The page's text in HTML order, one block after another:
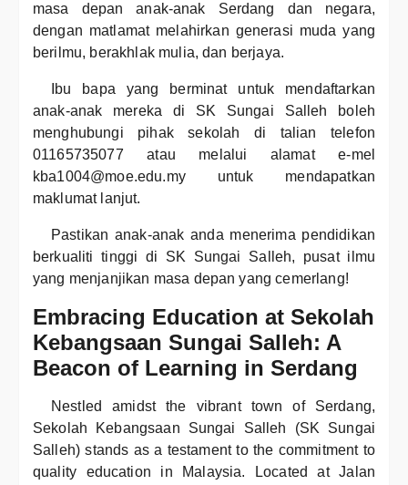
masa depan anak-anak Serdang dan negara,
dengan matlamat melahirkan generasi muda yang
berilmu, berakhlak mulia, dan berjaya.
Ibu bapa yang berminat untuk mendaftarkan
anak-anak mereka di SK Sungai Salleh boleh
menghubungi pihak sekolah di talian telefon
01165735077 atau melalui alamat e-mel
kba1004@moe.edu.my untuk mendapatkan
maklumat lanjut.
Pastikan anak-anak anda menerima pendidikan
berkualiti tinggi di SK Sungai Salleh, pusat ilmu
yang menjanjikan masa depan yang cemerlang!
Embracing Education at Sekolah
Kebangsaan Sungai Salleh: A
Beacon of Learning in Serdang
Nestled amidst the vibrant town of Serdang,
Sekolah Kebangsaan Sungai Salleh (SK Sungai
Salleh) stands as a testament to the commitment to
quality education in Malaysia. Located at Jalan